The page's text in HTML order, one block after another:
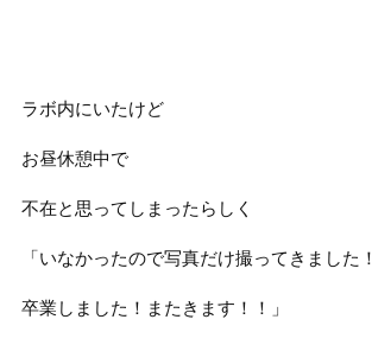
ラボ内にいたけど
お昼休憩中で
不在と思ってしまったらしく
「いなかったので写真だけ撮ってきました！
卒業しました！またきます！！」